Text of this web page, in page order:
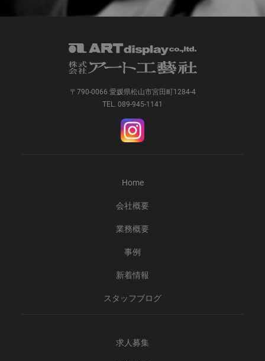
〒790-0066 愛媛県松山市宮田町1284-4
TEL. 089-945-1141
Home
会社概要
業務概要
事例
新着情報
スタッフブログ
求人募集